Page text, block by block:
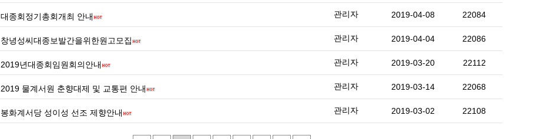
대종회정기총회개최 안내 관리자 2019-04-08 22084
창녕성씨대종보발간을위한원고모집 관리자 2019-04-04 22086
2019년대종회임원회의안내 관리자 2019-03-20 22112
2019 물계서원 춘향대제 및 교통편 안내 관리자 2019-03-14 22068
봉화계서당 성이성 선조 제향안내 관리자 2019-03-02 22108